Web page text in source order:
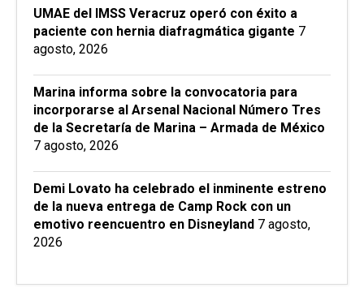
UMAE del IMSS Veracruz operó con éxito a
paciente con hernia diafragmática gigante 7
agosto, 2026
Marina informa sobre la convocatoria para
incorporarse al Arsenal Nacional Número Tres
de la Secretaría de Marina – Armada de México
7 agosto, 2026
Demi Lovato ha celebrado el inminente estreno
de la nueva entrega de Camp Rock con un
emotivo reencuentro en Disneyland 7 agosto,
2026